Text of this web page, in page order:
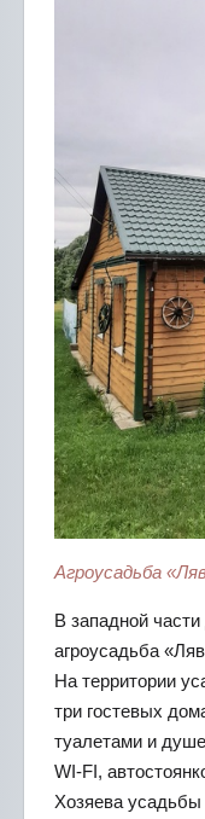
Агроусадьба
В западной
агроусадьба
На территории
три гостевых
туалетами и
WI-FI,
Хозяева усадьбы